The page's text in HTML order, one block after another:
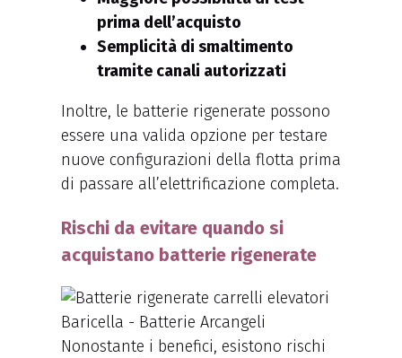
prima dell’acquisto
Semplicità di smaltimento
tramite canali autorizzati
Inoltre, le batterie rigenerate possono
essere una valida opzione per testare
nuove configurazioni della flotta prima
di passare all’elettrificazione completa.
Rischi da evitare quando si
acquistano batterie rigenerate
Nonostante i benefici, esistono rischi